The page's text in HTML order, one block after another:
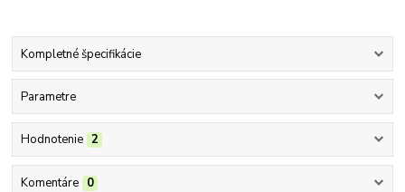
Kompletné špecifikácie
Parametre
Hodnotenie 2
Komentáre 0